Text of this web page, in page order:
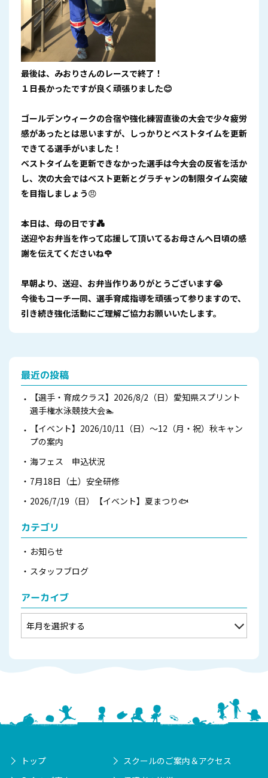
最後は、みおりさんのレースで終了！
１日長かったですが良く頑張りました😊
ゴールデンウィークの合宿や強化練習直後の大会で少々疲労
感があったとは思いますが、しっかりとベストタイムを更新
できてる選手がいました！
ベストタイムを更新できなかった選手は今大会の反省を活か
し、次の大会ではベスト更新とグラチャンの制限タイム突破
を目指しましょう😠
本日は、母の日です💑
送迎やお弁当を作って応援して頂いてるお母さんへ日頃の感
謝を伝えてくださいね🌹
早朝より、送迎、お弁当作りありがとうございます😭
今後もコーチ一同、選手育成指導を頑張って参りますので、
引き続き強化活動にご理解ご協力お願いいたします。
最近の投稿
【選手・育成クラス】2026/8/2（日）愛知県スプリント
選手権水泳競技大会🏊
【イベント】2026/10/11（日）～12（月・祝）秋キャン
プの案内
海フェス 申込状況
7月18日（土）安全研修
2026/7/19（日）【イベント】夏まつり🐟
カテゴリ
お知らせ
スタッフブログ
アーカイブ
トップ
スクールのご案内＆アクセス